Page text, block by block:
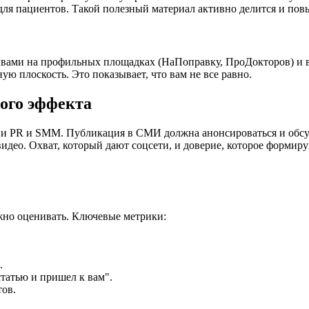
пациентов. Такой полезный материал активно делится и
на профильных площадках (НаПоправку, ПроДокторов) и
плоскость. Это показывает, что вам не все равно.
эффекта
PR и SMM. Публикация в СМИ должна анонсироваться и
Охват, который дают соцсети, и доверие, которое
оценивать. Ключевые метрики:
и пришел к вам".